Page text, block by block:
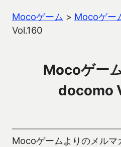
Mocoゲーム > Mocoゲー
Vol.160
Mocoゲー
docomo
Mocoゲームよりのメルマ